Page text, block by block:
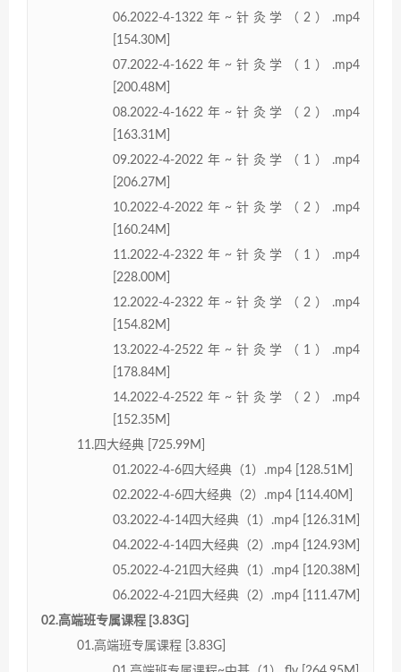
06.2022-4-1322年~针灸学（2）.mp4
[154.30M]
07.2022-4-1622年~针灸学（1）.mp4
[200.48M]
08.2022-4-1622年~针灸学（2）.mp4
[163.31M]
09.2022-4-2022年~针灸学（1）.mp4
[206.27M]
10.2022-4-2022年~针灸学（2）.mp4
[160.24M]
11.2022-4-2322年~针灸学（1）.mp4
[228.00M]
12.2022-4-2322年~针灸学（2）.mp4
[154.82M]
13.2022-4-2522年~针灸学（1）.mp4
[178.84M]
14.2022-4-2522年~针灸学（2）.mp4
[152.35M]
11.四大经典 [725.99M]
01.2022-4-6四大经典（1）.mp4 [128.51M]
02.2022-4-6四大经典（2）.mp4 [114.40M]
03.2022-4-14四大经典（1）.mp4 [126.31M]
04.2022-4-14四大经典（2）.mp4 [124.93M]
05.2022-4-21四大经典（1）.mp4 [120.38M]
06.2022-4-21四大经典（2）.mp4 [111.47M]
02.高端班专属课程 [3.83G]
01.高端班专属课程 [3.83G]